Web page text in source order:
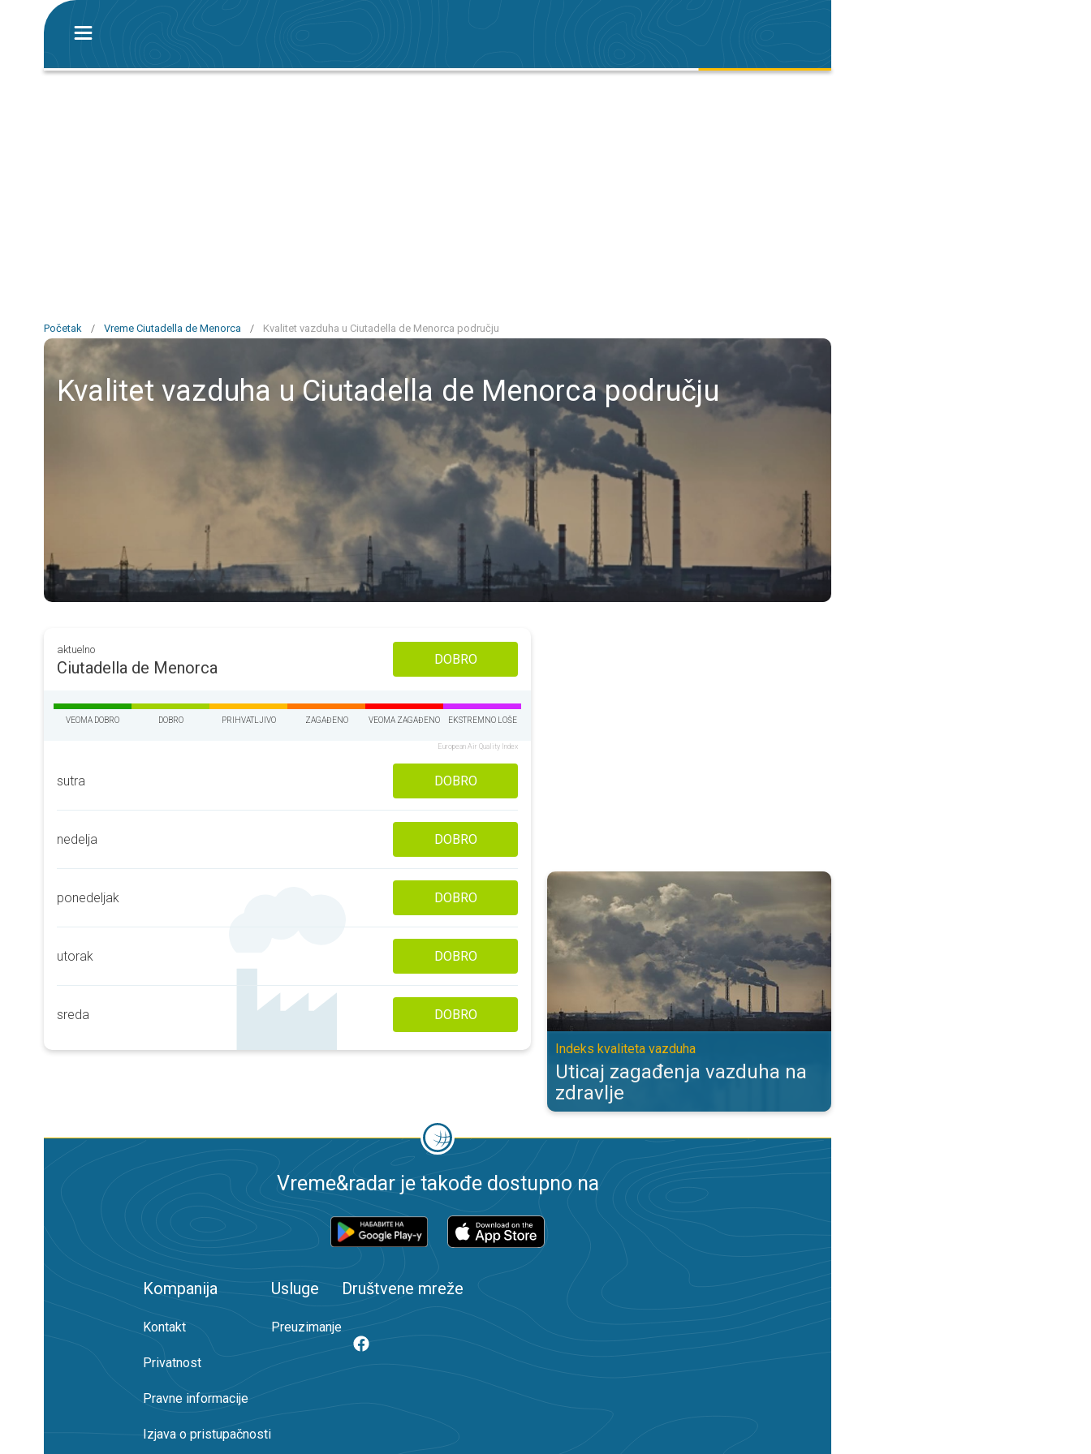
Početak / Vreme Ciutadella de Menorca / Kvalitet vazduha u Ciutadella de Menorca području
Kvalitet vazduha u Ciutadella de Menorca području
aktuelno
Ciutadella de Menorca DOBRO
VEOMA DOBRO DOBRO PRIHVATLJIVO ZAGAĐENO VEOMA ZAGAĐENO EKSTREMNO LOŠE
European Air Quality Index
sutra DOBRO
nedelja DOBRO
ponedeljak DOBRO
utorak DOBRO
sreda DOBRO
Uticaj zagađenja vazduha na zdravlje. Indeks kvaliteta vazduha. . .
Indeks kvaliteta vazduha
Uticaj zagađenja vazduha na
zdravlje
Vreme&radar je takođe dostupno na
Kompanija
Kontakt
Privatnost
Pravne informacije
Izjava o pristupačnosti
Usluge
Preuzimanje
Društvene mreže